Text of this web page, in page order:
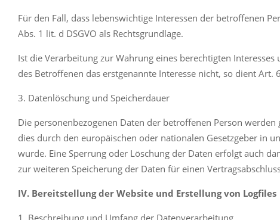
Für den Fall, dass lebenswichtige Interessen der betroffenen
Abs. 1 lit. d DSGVO als Rechtsgrundlage.
Ist die Verarbeitung zur Wahrung eines berechtigten
des Betroffenen das erstgenannte Interesse nicht, so dient Art.
3. Datenlöschung und Speicherdauer
Die personenbezogenen Daten der betroffenen Person
dies durch den europäischen oder nationalen Gesetzgeber in
wurde. Eine Sperrung oder Löschung der Daten erfolgt auch
zur weiteren Speicherung der Daten für einen
IV. Bereitstellung der Website und Erstellung von Logfiles
1. Beschreibung und Umfang der Datenverarbeitung